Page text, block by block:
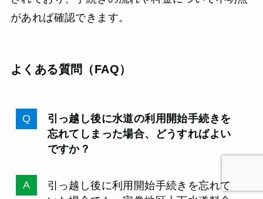
があれば確認できます。
よくある質問（FAQ）
引っ越し後に水道の利用開始手続きを
忘れてしまった場合、どうすればよい
ですか？
引っ越し後に利用開始手続きを忘れて